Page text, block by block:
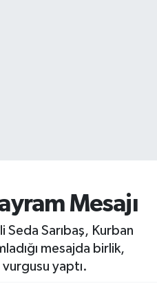
Mesajı
Seda Sarıbaş, Kurban
mesajda birlik,
yaptı.